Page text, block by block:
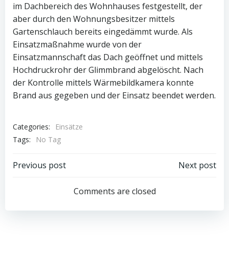
im Dachbereich des Wohnhauses festgestellt, der
aber durch den Wohnungsbesitzer mittels
Gartenschlauch bereits eingedämmt wurde. Als
Einsatzmaßnahme wurde von der
Einsatzmannschaft das Dach geöffnet und mittels
Hochdruckrohr der Glimmbrand abgelöscht. Nach
der Kontrolle mittels Wärmebildkamera konnte
Brand aus gegeben und der Einsatz beendet werden.
Categories:
Einsätze
Tags:
No Tag
Post
navigation
Previous post
navigation
Next post
Comments are closed